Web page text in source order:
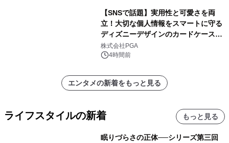
【SNSで話題】実用性と可愛さを両
立！大切な個人情報をスマートに守る
ディズニーデザインのカードケースを
株式会社PGAが8月7日発売
株式会社PGA
4時間前
エンタメの新着をもっと見る
ライフスタイルの新着 もっと見る
眠りづらさの正体──シリーズ第三回